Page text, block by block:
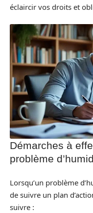
éclaircir vos droits et
Démarches à
problème
Lorsqu’un problème
de suivre un plan
suivre :